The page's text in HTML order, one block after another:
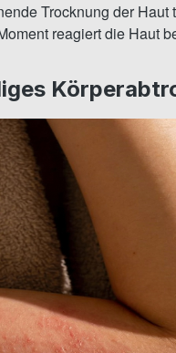
Trocknung der
reagiert die Haut